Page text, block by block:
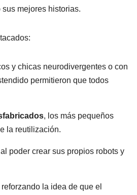
mejores historias.
y chicas neurodivergentes o con
permitieron que todos
, los más pequeños
la reutilización.
poder crear sus propios robots y
la idea de que el